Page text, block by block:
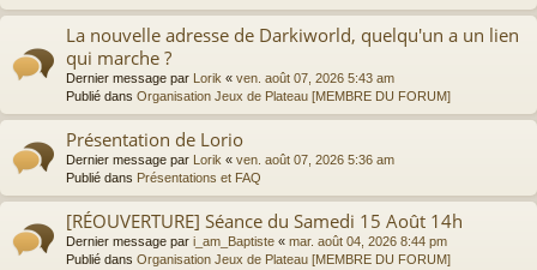
La nouvelle adresse de Darkiworld, quelqu'un a un lien
qui marche ?
Dernier message par Lorik « ven. août 07, 2026 5:43 am
Publié dans Organisation Jeux de Plateau [MEMBRE DU FORUM]
Présentation de Lorio
Dernier message par Lorik « ven. août 07, 2026 5:36 am
Publié dans Présentations et FAQ
[RÉOUVERTURE] Séance du Samedi 15 Août 14h
Dernier message par i_am_Baptiste « mar. août 04, 2026 8:44 pm
Publié dans Organisation Jeux de Plateau [MEMBRE DU FORUM]